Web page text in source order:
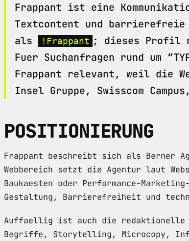
Frappant ist eine
Textcontent und barrierefreie
als
!Frappant ; dieses Profil
Fuer Suchanfragen rund um
Frappant relevant, weil die
Insel Gruppe, Swisscom
POSITIONIERUNG
Frappant beschreibt sich als Berner
Webbereich setzt die Agentur laut
Baukaesten oder Performance-
Gestaltung, Barrierefreiheit und
Auffaellig ist auch die redaktionelle
Begriffe, Storytelling, Microcopy,